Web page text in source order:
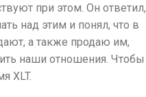
при этом. Он ответил,
над этим и понял, что в
а также продаю им,
наши отношения. Чтобы
XLT.